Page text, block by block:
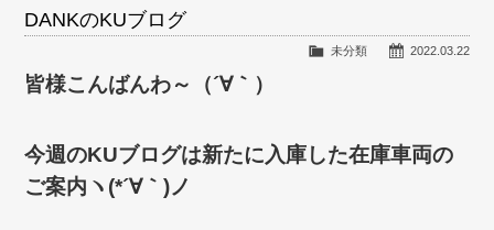
DANKのKUブログ
2022.03.22
未分類
皆様こんばんわ～（´∀｀）
今週のKUブログは新たに入庫した在庫車両の
ご案内ヽ(*´∀｀)ノ